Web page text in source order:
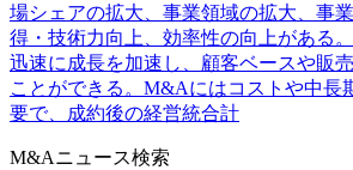
場シェアの拡大、事業領域の拡大、事
得・技術力向上、効率性の向上がある
迅速に成長を加速し、顧客ベースや販
ことができる。M&Aにはコストや中長
要で、成約後の経営統合計
M&Aニュース検索